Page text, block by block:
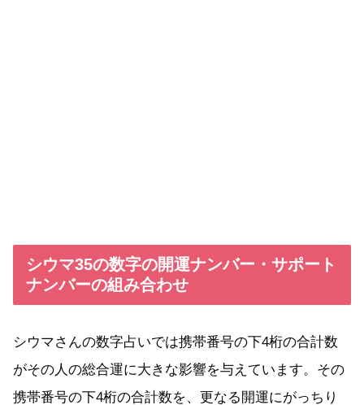
シウマ35の数字の開運ナンバー・サポート
ナンバーの組み合わせ
シウマさんの数字占いでは携帯番号の下4桁の合計数
がその人の総合運に大きな影響を与えています。その
携帯番号の下4桁の合計数を、更なる開運にがっちり